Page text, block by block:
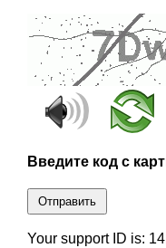
Введите код с
Отправить
Your support ID is: